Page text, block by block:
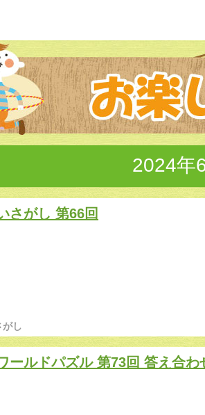
2024年
さがし 第66回
がし
ールドパズル 第73回 答え合わ